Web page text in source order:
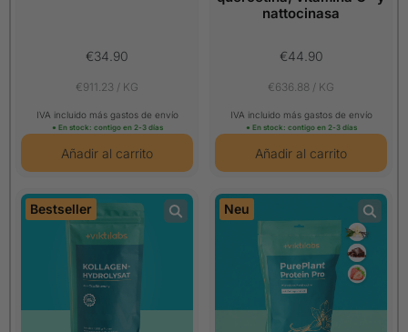
€34.90
€911.23 / KG
IVA incluido más gastos de envío
● En stock: contigo en 2-3 días
nattocinasa
€44.90
€636.88 / KG
IVA incluido más gastos de envío
● En stock: contigo en 2-3 días
Bestseller Neu